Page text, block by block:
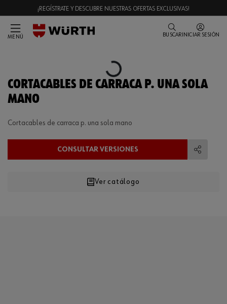
¡REGÍSTRATE Y DESCUBRE NUESTRAS OFERTAS EXCLUSIVAS!
MENÚ BUSCAR INICIAR SESIÓN
Loading...
CORTACABLES DE CARRACA P. UNA SOLA
MANO
Cortacables de carraca p. una sola mano
CONSULTAR VERSIONES
Ver catálogo